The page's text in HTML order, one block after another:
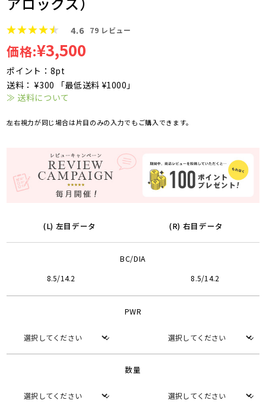
4.6 79 レビュー
価格:¥3,500
ポイント：8pt
送料： ¥300 「最低送料 ¥1000」
≫ 送料について
左右視力が同じ場合は片目のみの入力でもご購入できます。
(L) 左目データ (R) 右目データ
BC/DIA
8.5/14.2 8.5/14.2
PWR
数量